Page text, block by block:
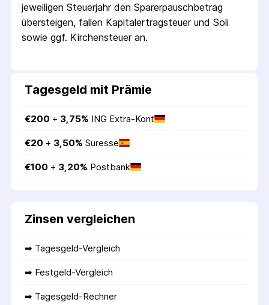
jeweiligen Steuerjahr den Sparer­pausch­betrag
übersteigen, fallen Kapital­ertrag­steuer und Soli
sowie ggf. Kirchensteuer an.
Tagesgeld mit Prämie
€200 + 3,75% ING Extra-Kont
€20 + 3,50% Suresse
€100 + 3,20% Postbank
Zinsen vergleichen
➡ Tagesgeld-Vergleich
➡ Festgeld-Vergleich
➡ Tagesgeld-Rechner